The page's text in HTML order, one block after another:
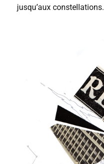
jusqu’aux constellations.